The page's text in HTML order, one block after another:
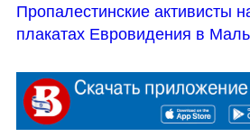
Пропалестинские активисты
плакатах Евровидения в